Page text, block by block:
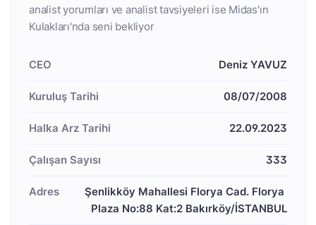
analist yorumları ve analist tavsiyeleri ise Midas'ın
Kulakları'nda seni bekliyor
CEO Deniz YAVUZ
Kuruluş Tarihi 08/07/2008
Halka Arz Tarihi 22.09.2023
Çalışan Sayısı 333
Adres
Şenlikköy Mahallesi Florya Cad. Florya
Plaza No:88 Kat:2 Bakırköy/İSTANBUL